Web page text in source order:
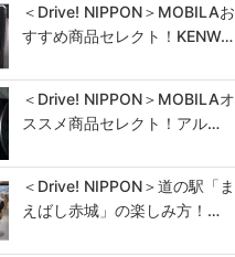
＜Drive! NIPPON＞MOBILAお
すすめ商品セレクト！KENW…
＜Drive! NIPPON＞MOBILAオ
ススメ商品セレクト！アル…
＜Drive! NIPPON＞道の駅「ま
えばし赤城」の楽しみ方！…